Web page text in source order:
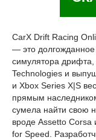
CarX Drift Racing
— это долгожданное
симулятора дрифта,
Technologies и
и Xbox Series X|S
прямым
сумела найти свою
вроде Assetto Corsa
for Speed.